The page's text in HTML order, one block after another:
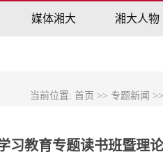
媒体湘大 湘大人物
当前位置: 首页 >> 专题新闻 >>
习教育专题读书班暨理